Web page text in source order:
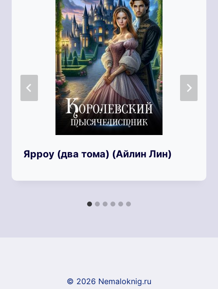
Ярроу (два тома) (Айлин Лин)
© 2026 Nemaloknig.ru